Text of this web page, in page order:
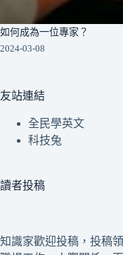
如何成為一位專家？
2024-03-08
友站連結
全民學英文
科技兔
讀者投稿
知識家歡迎投稿，投稿